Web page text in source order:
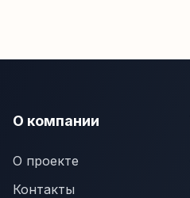
О компании
О проекте
Контакты